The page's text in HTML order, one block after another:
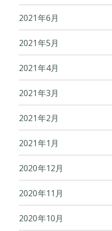
2021年6月
2021年5月
2021年4月
2021年3月
2021年2月
2021年1月
2020年12月
2020年11月
2020年10月